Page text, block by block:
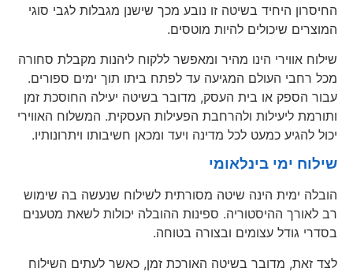
החיסרון היחיד בשיטה זו נובע מכך שישנן מגבלות לגבי סוגי
המוצרים שיכולים להיות מוטסים.
שילוח אווירי הינו מהיר ומאפשר ללקוח ליהנות מקבלת סחורה
מכל רחבי העולם המגיעה עד לפתח ביתו תוך ימים ספורים.
עבור הספק או בית העסק, מדובר בשיטה יעילה החוסכת זמן
ותורמת ליעילות ולהרחבת הפעילות העסקית. המשלוח האווירי
יכול להגיע כמעט לכל מדינה ויעד ומכאן חשיבותו ויתרונותיו.
שילוח ימי בינלאומי
הובלה ימית הינה שיטה מסורתית לשילוח שנעשה בה שימוש
רב לאורך ההיסטוריה. ספינות ההובלה יכולות לשאת מטענים
בסדרי גודל עצומים ובצורה בטוחה.
לצד זאת, מדובר בשיטה האורכת זמן, כאשר לעתים השילוח